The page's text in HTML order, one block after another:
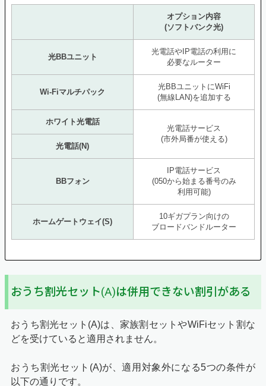
オプション内容
(ソフトバンク光)
光BBユニット
光電話やIP電話の利用に
必要なルーター
Wi-Fiマルチパック
光BBユニットにWiFi
(無線LAN)を追加する
ホワイト光電話
光電話サービス
(市外局番が使える)
光電話(N)
BBフォン
IP電話サービス
(050から始まる番号のみ
利用可能)
ホームゲートウェイ(S)
10ギガプラン向けの
ブロードバンドルーター
おうち割光セット(A)は併用できない割引がある
おうち割光セット(A)は、家族割セットやWiFiセット割な
どを受けていると適用されません。
おうち割光セット(A)が、適用対象外になる5つの条件が
以下の通りです。